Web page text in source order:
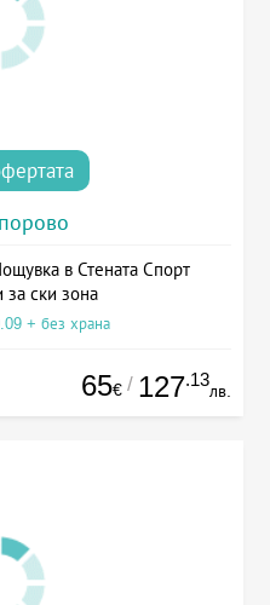
в Стената Спорт
за ски зона
+ без храна
65€ / 127.13
лв.